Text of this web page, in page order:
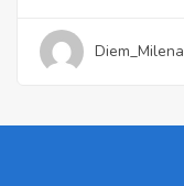
Diem_Milena